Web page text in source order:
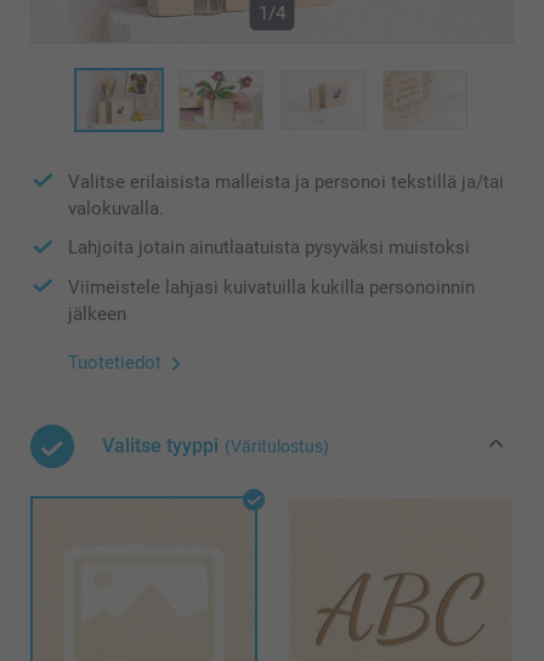
1/4
Valitse erilaisista malleista ja personoi tekstillä ja/tai
valokuvalla.
Lahjoita jotain ainutlaatuista pysyväksi muistoksi
Viimeistele lahjasi kuivatuilla kukilla personoinnin
jälkeen
Tuotetiedot
Valitse tyyppi (Väritulostus)